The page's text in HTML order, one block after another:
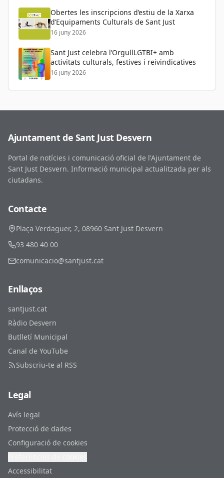
Obertes les inscripcions d’estiu de la Xarxa
d’Equipaments Culturals de Sant Just
16 juny 2026
Sant Just celebra l’OrgullLGTBI+ amb
activitats culturals, festives i reivindicatives
16 juny 2026
Ajuntament de Sant Just Desvern
Portal de notícies i comunicació oficial de l'Ajuntament de
Sant Just Desvern. Informació municipal actualitzada per als
ciutadans.
Contacte
Plaça Verdaguer, 2, 08960 Sant Just Desvern
93 480 40 00
comunicacio@santjust.cat
Enllaços
santjust.cat
Ràdio Desvern
Butlletí Municipal
Canal de YouTube
Subscriu-te al RSS
Legal
Avís legal
Protecció de dades
Configuració de cookies
Accessibilitat